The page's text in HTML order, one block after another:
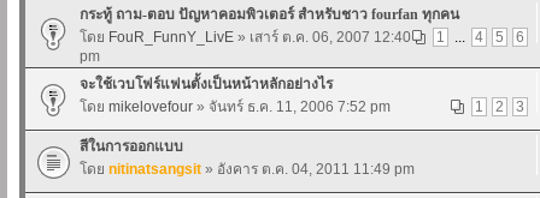
กระทู้ ถาม-ตอบ ปัญหาคอมพิวเตอร์ สำหรับชาว fourfan ทุกคน
1
... 4 5 6
โดย FouR_FunnY_LivE » เสาร์ ต.ค. 06, 2007 12:40
pm
จะใช้เวบโฟร์แฟนตั้งเป็นหน้าหลักอย่างไร
1
2 3
โดย mikelovefour » จันทร์ ธ.ค. 11, 2006 7:52 pm
สีในการออกแบบ
โดย nitinatsangsit » อังคาร ต.ค. 04, 2011 11:49 pm